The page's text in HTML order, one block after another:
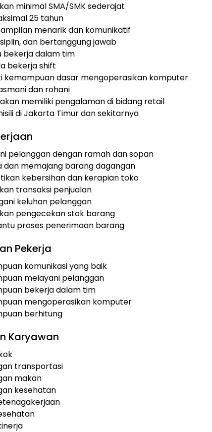
minimal SMA/SMK sederajat
25 tahun
menarik dan komunikatif
dan bertanggung jawab
bekerja dalam tim
bekerja shift
kemampuan dasar mengoperasikan komputer
dan rohani
memiliki pengalaman di bidang retail
di Jakarta Timur dan sekitarnya
pelanggan dengan ramah dan sopan
dan memajang barang dagangan
kebersihan dan kerapian toko
transaksi penjualan
keluhan pelanggan
pengecekan stok barang
proses penerimaan barang
Pekerja
komunikasi yang baik
melayani pelanggan
bekerja dalam tim
mengoperasikan komputer
berhitung
Karyawan
transportasi
makan
kesehatan